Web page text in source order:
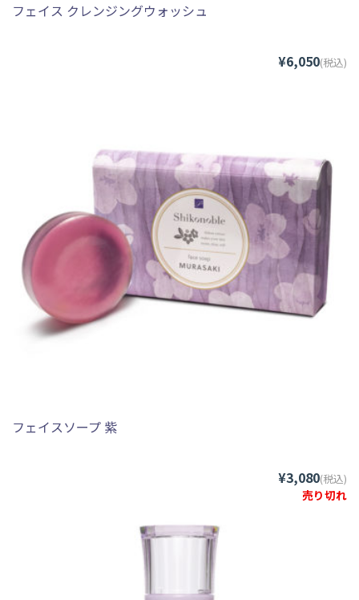
フェイス クレンジングウォッシュ
¥6,050(税込)
フェイスソープ 紫
¥3,080(税込)
売り切れ